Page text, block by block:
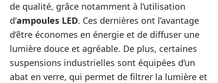
de qualité, grâce notamment à l’utilisation
d’ampoules LED. Ces dernières ont l’avantage
d’être économes en énergie et de diffuser une
lumière douce et agréable. De plus, certaines
suspensions industrielles sont équipées d’un
abat en verre, qui permet de filtrer la lumière et